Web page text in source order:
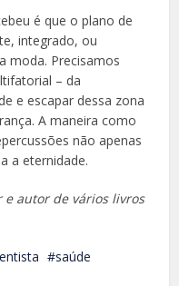
é que o plano de
integrado, ou
moda. Precisamos
– da
e escapar dessa zona
A maneira como
não apenas
a eternidade.
autor de vários livros
saúde